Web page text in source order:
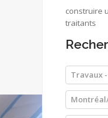
construire
traitants
Travaux